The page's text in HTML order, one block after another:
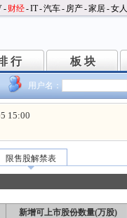
- 财经-IT-汽车- 房产-家居-女人
行
行 板 块
板 块
用户名：
15:00
限售股解禁表
新增可上市股份数量(万股)